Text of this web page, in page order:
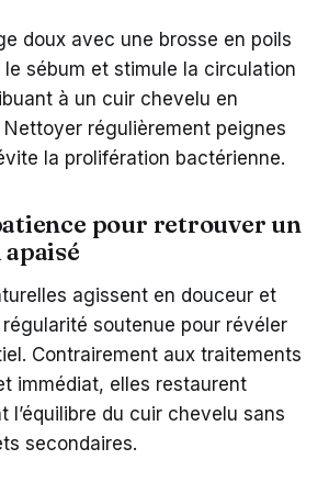
doux avec une brosse en poils
sébum et stimule la circulation
à un cuir chevelu en
Nettoyer régulièrement peignes
la prolifération bactérienne.
pour retrouver un
agissent en douceur et
soutenue pour révéler
Contrairement aux traitements
immédiat, elles restaurent
l’équilibre du cuir chevelu sans
secondaires.